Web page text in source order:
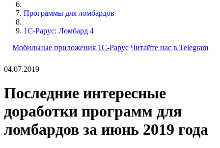
Программы для ломбардов
1С-Рарус: Ломбард 4
Мобильные приложения 1С-Рарус Читайте нас в Telegram
04.07.2019
Последние интересные
доработки программ для
ломбардов за июнь 2019 года